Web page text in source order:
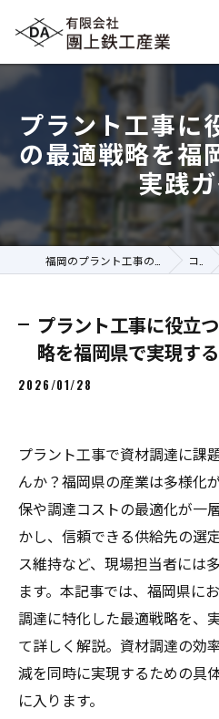
プラント工事に
の最適戦略を福
実践
コラム
プラント工事に役立
略を福岡県で実現す
2026/01/28
プラント工事で資材調達に課
んか？福岡県の産業は多様化
保や調達コストの最適化が一
かし、信頼できる供給先の選
ス維持など、現場担当者には
ます。本記事では、福岡県に
調達に特化した最適戦略を、
て詳しく解説。資材調達の効
減を同時に実現するための具
に入ります。